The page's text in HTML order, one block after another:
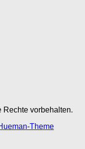
Rechte vorbehalten.
Theme